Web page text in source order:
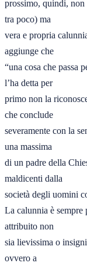
prossimo, quindi,
tra poco) ma
vera e propria
aggiunge che
“una cosa che passa
l’ha detta per
primo non la
che conclude
severamente con la
una massima
di un padre della
maldicenti dalla
società degli uomini
La calunnia è sempre
attribuito non
sia lievissima o
ovvero a